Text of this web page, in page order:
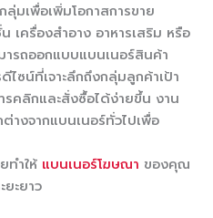
มเพื่อเพิ่มโอกาสการขาย
เครื่องสำอาง อาหารเสริม หรือ
รถออกแบบแบนเนอร์สินค้า
ไซน์ที่เจาะลึกถึงกลุ่มลูกค้าเป้า
รคลิกและสั่งซื้อได้ง่ายขึ้น งาน
างจากแบนเนอร์ทั่วไปเพื่อ
ทำให้ แบนเนอร์โฆษณา ของคุณ
ยะยาว